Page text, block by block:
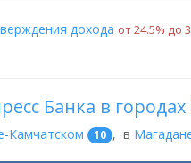
дохода от 24.5% до
Банка в городах
Камчатском 10 , в